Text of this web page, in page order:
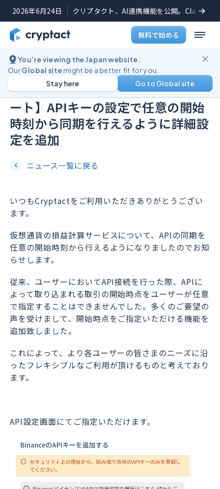
2026年6月24日 クリプタクト、AI連携機能を公開。Claude
無料で始める
You’re viewing the Japan website.
OurGlobal sitemight be a better fit for you.
Go to Global site
Stay here
機能アップデート
【仮想通貨の損益計算機能アップデ
ート】APIキーの設定で任意の開始
時刻から同期を行えるように詳細設
定を追加
ニュース一覧に戻る
いつもCryptactをご利用いただきありがとうござい
ます。
仮想通貨の損益計算サービスについて、APIの同期を
任意の開始時刻から行えるようになりましたのでお知
らせします。
従来、ユーザーにおいてAPI接続を行った際、APIに
よって取り込まれる取引の開始時点をユーザーが任意
で指定することはできませんでした。多くのご要望の
声を受けまして、開始時点をご指定いただける機能を
追加致しました。
これによって、より各ユーザーの皆さまのニーズに沿
ったフレキシブルなご利用が頂けるものと考えており
ます。
API設定画面にてご指定いただけます。